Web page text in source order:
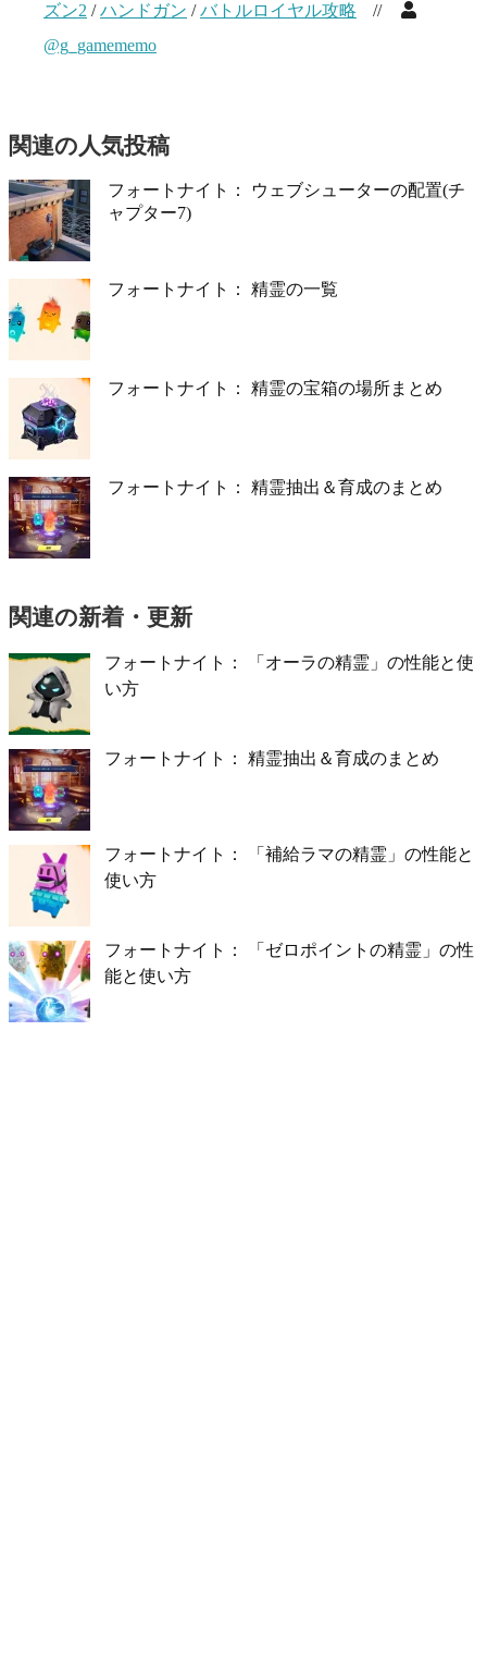
ズン2 /ハンドガン /バトルロイヤル攻略
//
@g_gamememo
関連の人気投稿
フォートナイト： ウェブシューターの配置(チ
ャプター7)
フォートナイト： 精霊の一覧
フォートナイト： 精霊の宝箱の場所まとめ
フォートナイト： 精霊抽出＆育成のまとめ
関連の新着・更新
フォートナイト： 「オーラの精霊」の性能と使
い方
フォートナイト： 精霊抽出＆育成のまとめ
フォートナイト： 「補給ラマの精霊」の性能と
使い方
フォートナイト： 「ゼロポイントの精霊」の性
能と使い方